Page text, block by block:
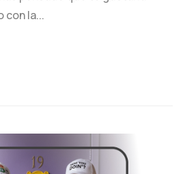
con la...